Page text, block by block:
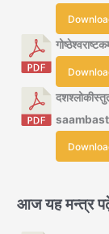
आज यह मन्त्र